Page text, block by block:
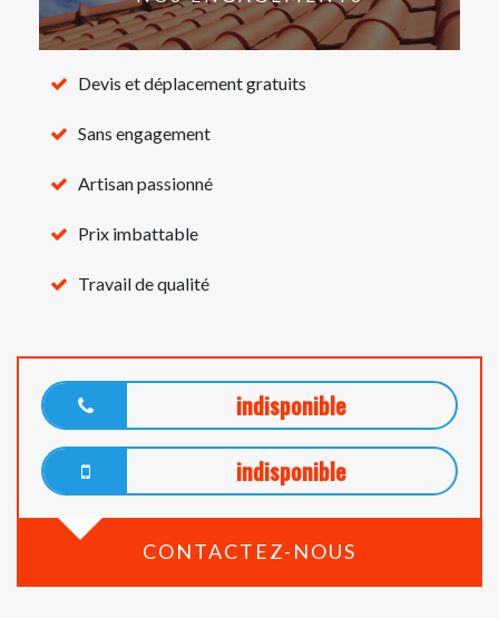
Devis et déplacement gratuits
Sans engagement
Artisan passionné
Prix imbattable
Travail de qualité
indisponible
indisponible
CONTACTEZ-NOUS